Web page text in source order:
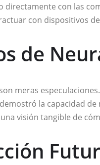
directamente con las
con dispositivos
de
meras
la capacidad
visión tangible de